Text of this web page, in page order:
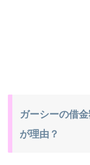
ガーシーの借
が理由？